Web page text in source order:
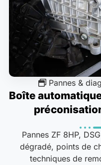
Pannes &
Boîte
Pannes ZF 8HP,
dégradé, points de
techniques de